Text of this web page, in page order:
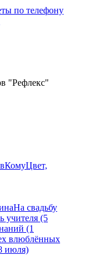
по телефону
"Рефлекс"
КомуЦвет,
На свадьбу
учителя (5
(1
влюблённых
июля)